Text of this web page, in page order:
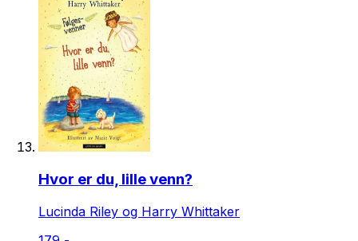
Hvor er du, lille venn?
Lucinda Riley og Harry Whittaker